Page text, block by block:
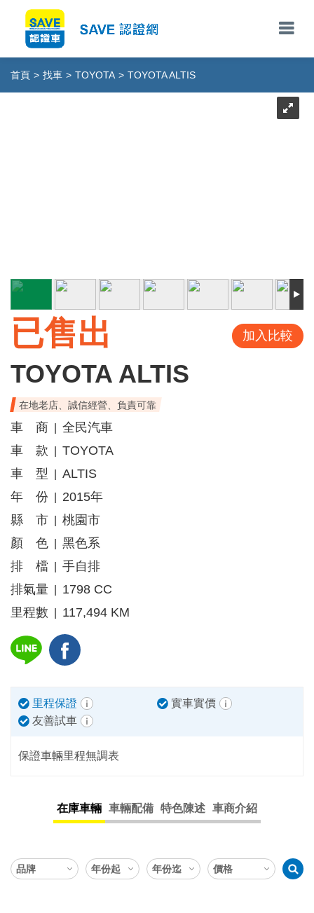
首頁 > 找車 > TOYOTA > TOYOTA ALTIS
已售出 加入比較
TOYOTA ALTIS
在地老店、誠信經營、負責可靠
車 商
全民汽車
車 款
TOYOTA
車 型
ALTIS
年 份
2015年
縣 市
桃園市
顏 色
黑色系
排 檔
手自排
排氣量
1798 CC
里程數
117,494 KM
里程保證
實車實價
友善試車
保證車輛里程無調表
在庫車輛 車輛配備 特色陳述 車商介紹